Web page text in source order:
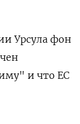
Урсула фон
и что ЕС